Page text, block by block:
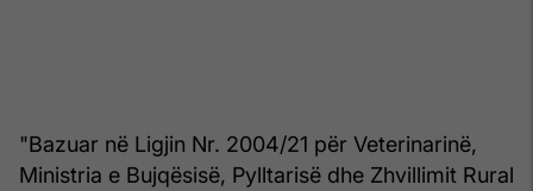
"Bazuar në Ligjin Nr. 2004/21 për Veterinarinë,
Ministria e Bujqësisë, Pylltarisë dhe Zhvillimit Rural